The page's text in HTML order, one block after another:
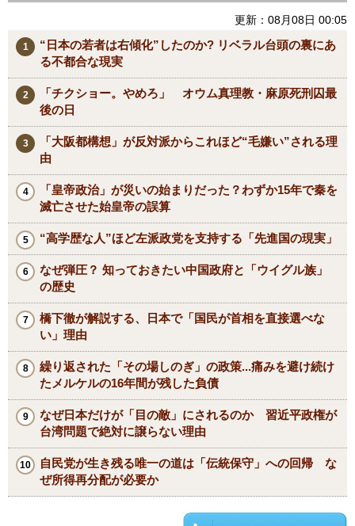
更新：08月08日 00:05
“日本の若者は右傾化”したのか? リベラル台頭の裏にあ
る不都合な現実
「チクショー。やめろ」 オウム真理教・麻原死刑囚最
後の日
「大阪都構想」が反対派からこれほど“毛嫌い”される理
由
「皇帝政治」が災いの始まりだった？わずか15年で秦を
滅亡させた始皇帝の誤算
“高学歴な人”ほど左派政党を支持する「先進国の現実」
なぜ弾圧？ 知っておきたい中国政府と「ウイグル族」
の歴史
橋下徹が解説する、日本で「国民が首相を直接選べな
い」理由
繰り返された「その場しのぎ」の政策...痛みを避け続け
たメルケルの16年間が残した負債
なぜ日本だけが「目の敵」にされるのか 習近平政権が
台湾問題で絶対に譲らない理由
自民党が生き残る唯一の道は「伝統保守」への回帰 な
ぜ所得再分配が必要か